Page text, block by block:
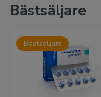
Bästsäljare
Bästsäljare